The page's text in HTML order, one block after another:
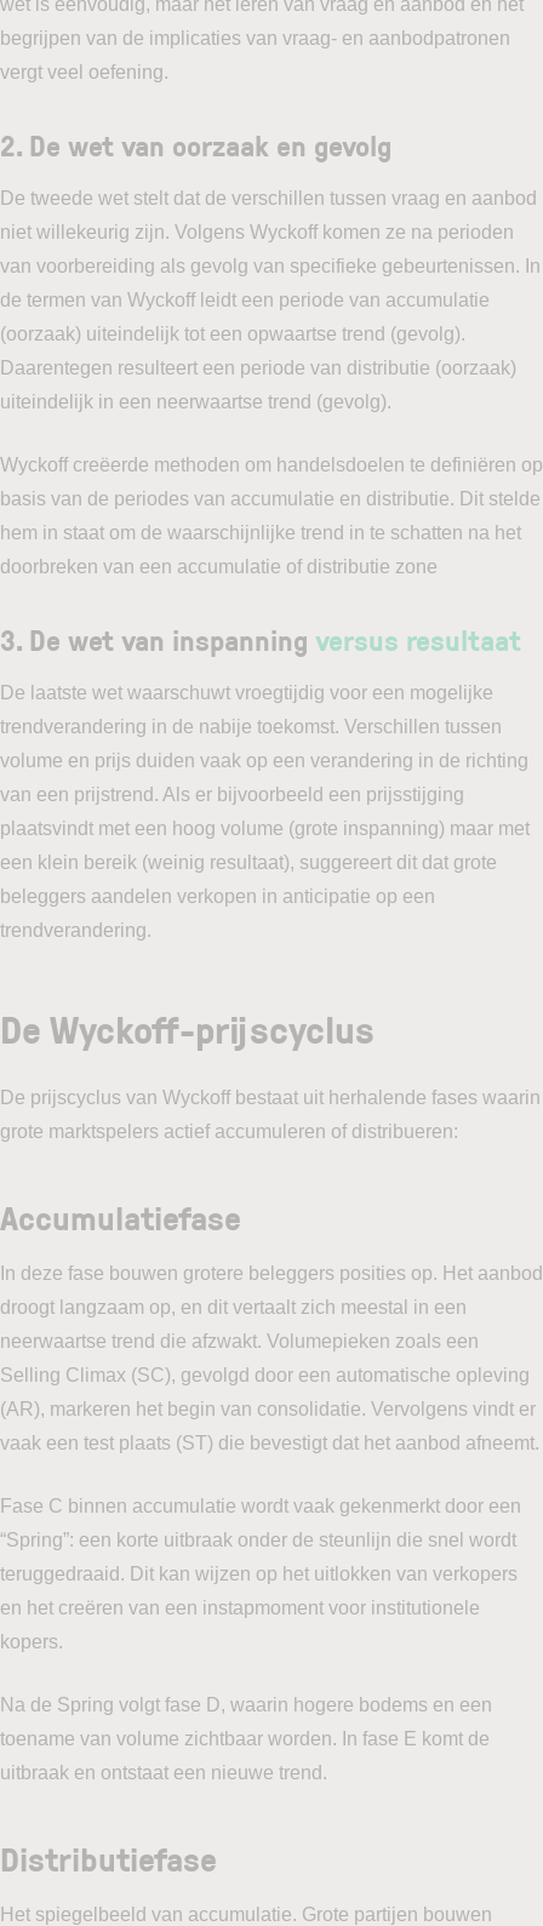
wet is eenvoudig, maar het leren van vraag en aanbod en het
begrijpen van de implicaties van vraag- en aanbodpatronen
vergt veel oefening.
2. De wet van oorzaak en gevolg
De tweede wet stelt dat de verschillen tussen vraag en aanbod
niet willekeurig zijn. Volgens Wyckoff komen ze na perioden
van voorbereiding als gevolg van specifieke gebeurtenissen. In
de termen van Wyckoff leidt een periode van accumulatie
(oorzaak) uiteindelijk tot een opwaartse trend (gevolg).
Daarentegen resulteert een periode van distributie (oorzaak)
uiteindelijk in een neerwaartse trend (gevolg).
Wyckoff creëerde methoden om handelsdoelen te definiëren op
basis van de periodes van accumulatie en distributie. Dit stelde
hem in staat om de waarschijnlijke trend in te schatten na het
doorbreken van een accumulatie of distributie zone
3. De wet van inspanning versus resultaat
De laatste wet waarschuwt vroegtijdig voor een mogelijke
trendverandering in de nabije toekomst. Verschillen tussen
volume en prijs duiden vaak op een verandering in de richting
van een prijstrend. Als er bijvoorbeeld een prijsstijging
plaatsvindt met een hoog volume (grote inspanning) maar met
een klein bereik (weinig resultaat), suggereert dit dat grote
beleggers aandelen verkopen in anticipatie op een
trendverandering.
De Wyckoff-prijscyclus
De prijscyclus van Wyckoff bestaat uit herhalende fases waarin
grote marktspelers actief accumuleren of distribueren:
Accumulatiefase
In deze fase bouwen grotere beleggers posities op. Het aanbod
droogt langzaam op, en dit vertaalt zich meestal in een
neerwaartse trend die afzwakt. Volumepieken zoals een
Selling Climax (SC), gevolgd door een automatische opleving
(AR), markeren het begin van consolidatie. Vervolgens vindt er
vaak een test plaats (ST) die bevestigt dat het aanbod afneemt.
Fase C binnen accumulatie wordt vaak gekenmerkt door een
“Spring”: een korte uitbraak onder de steunlijn die snel wordt
teruggedraaid. Dit kan wijzen op het uitlokken van verkopers
en het creëren van een instapmoment voor institutionele
kopers.
Na de Spring volgt fase D, waarin hogere bodems en een
toename van volume zichtbaar worden. In fase E komt de
uitbraak en ontstaat een nieuwe trend.
Distributiefase
Het spiegelbeeld van accumulatie. Grote partijen bouwen